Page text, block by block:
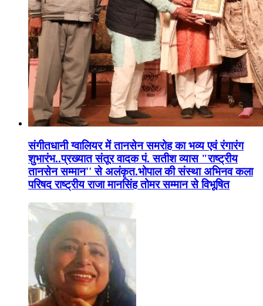
संगीतधानी ग्वालियर में तानसेन समरोह का भव्य एवं रंगारंग
शुभारंभ..प्रख्यात संतूर वादक पं. सतीश व्यास "राष्ट्रीय
तानसेन सम्मान'' से अलंकृत.भोपाल की संस्था अभिनव कला
परिषद राष्ट्रीय राजा मानसिंह तोमर सम्मान से विभूषित